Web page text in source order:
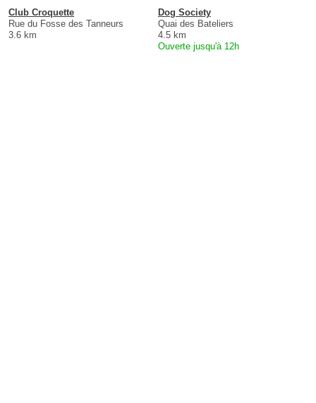
Club Croquette
Rue du Fosse des Tanneurs
3.6 km
Dog Society
Quai des Bateliers
4.5 km
Ouverte jusqu'à 12h